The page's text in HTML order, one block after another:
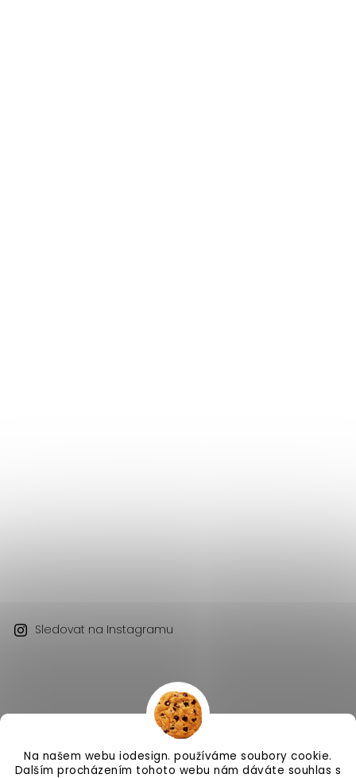
Na našem webu iodesign. používáme soubory cookie.
Dalším procházením tohoto webu nám dáváte souhlas s
Sledovat na Instagramu
Copyright 2026 iodesign. . Všechna práva vyhrazena.
Vytvořil Shoptet| DesignShoptak.cz